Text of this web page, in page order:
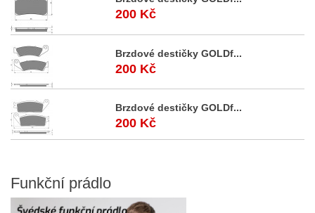
200 Kč
Brzdové destičky GOLDf...
200 Kč
Brzdové destičky GOLDf...
200 Kč
Funkční prádlo